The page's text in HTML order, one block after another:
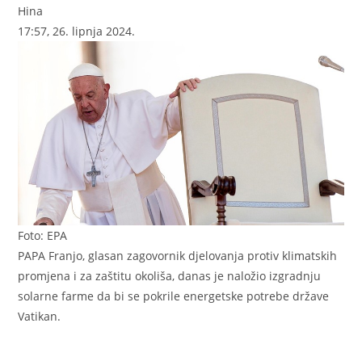
Hina
17:57, 26. lipnja 2024.
Foto: EPA
PAPA Franjo, glasan zagovornik djelovanja protiv klimatskih
promjena i za zaštitu okoliša, danas je naložio izgradnju
solarne farme da bi se pokrile energetske potrebe države
Vatikan.